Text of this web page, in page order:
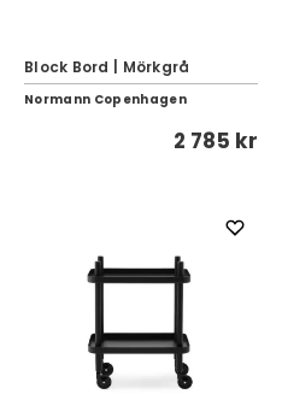
Block Bord | Mörkgrå
Normann Copenhagen
2 785 kr